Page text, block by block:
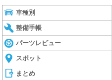
車種別
整備手帳
パーツレビュー
スポット
まとめ